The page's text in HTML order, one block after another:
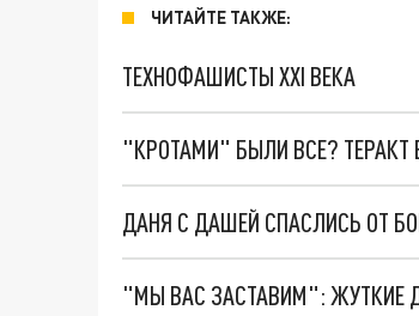
ЧИТАЙТЕ ТАКЖЕ:
ТЕХНОФАШИСТЫ XXI ВЕКА
"КРОТАМИ" БЫЛИ ВСЕ?
ДАНЯ С ДАШЕЙ СПАСЛИСЬ ОТ